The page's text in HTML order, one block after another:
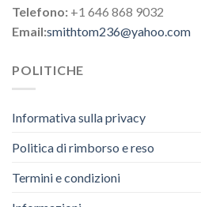
Telefono: +1 646 868 9032
Email:smithtom236@yahoo.com
POLITICHE
Informativa sulla privacy
Politica di rimborso e reso
Termini e condizioni